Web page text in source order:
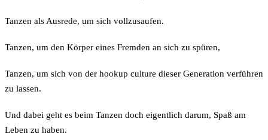
Tanzen als Ausrede, um sich vollzusaufen.
Tanzen, um den Körper eines Fremden an sich zu spüren,
Tanzen, um sich von der hookup culture dieser Generation verführen
zu lassen.
Und dabei geht es beim Tanzen doch eigentlich darum, Spaß am
Leben zu haben.